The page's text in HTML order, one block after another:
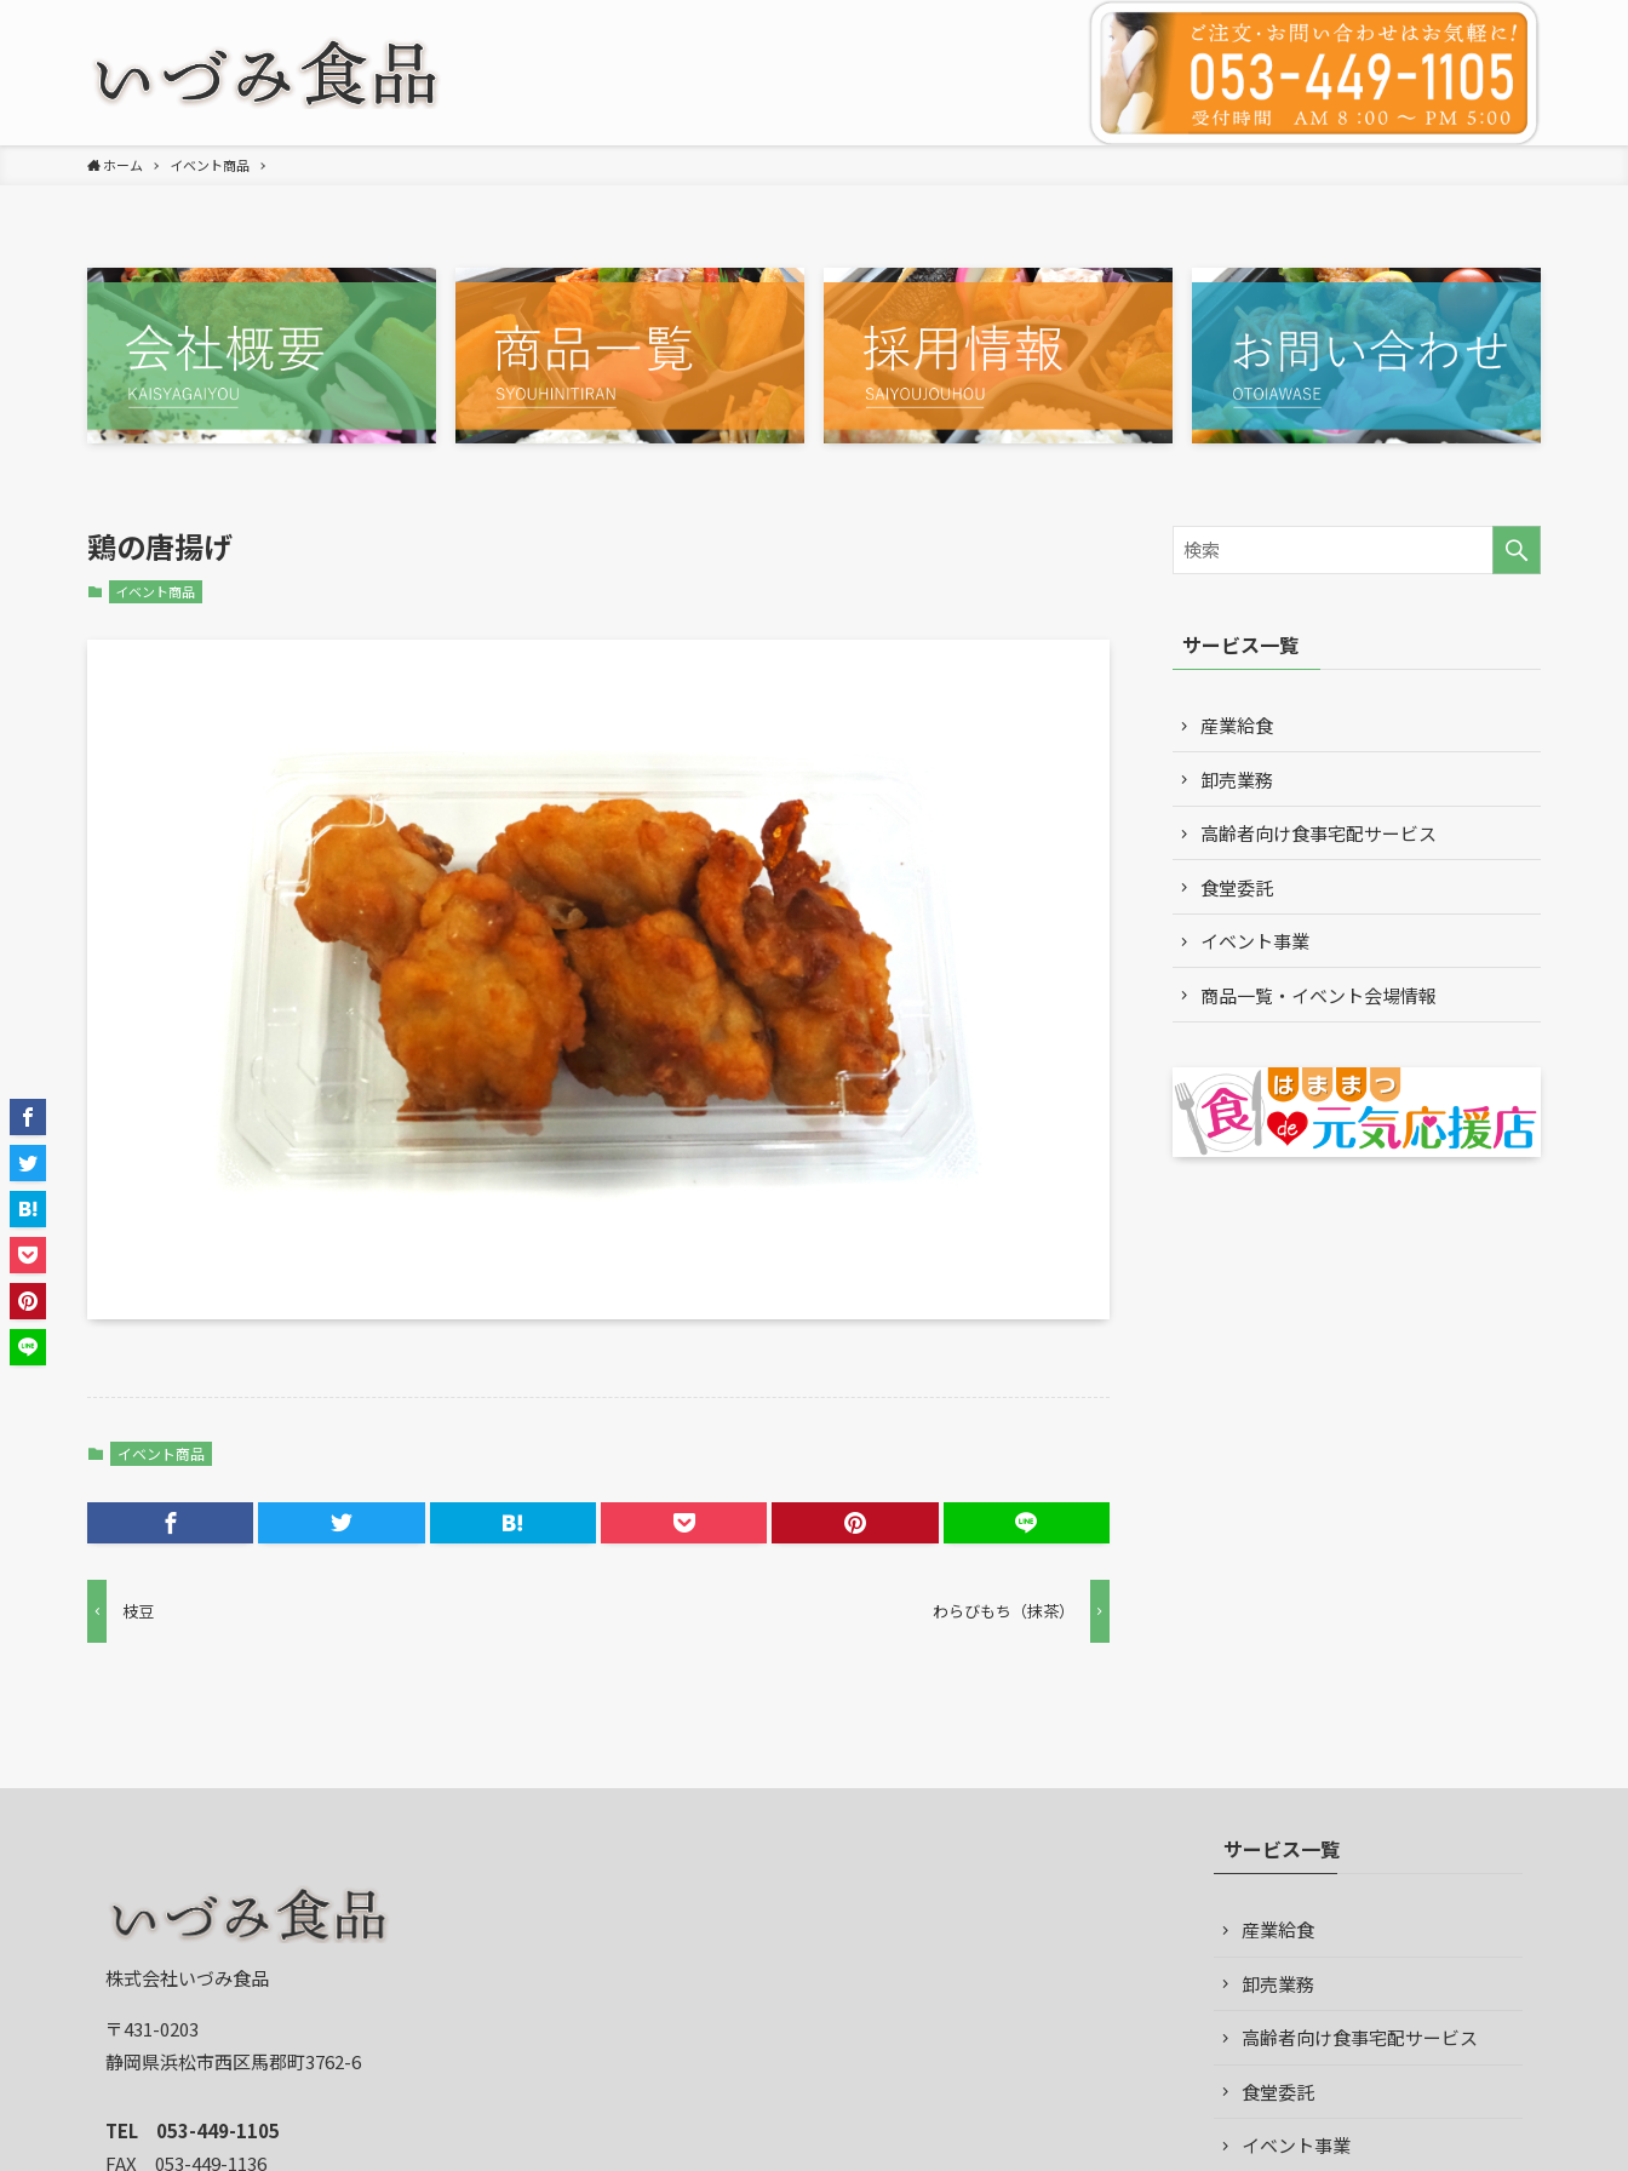
ホーム イベント商品
鶏の唐揚げ
イベント商品
イベント商品
枝豆 わらびもち（抹茶）
サービス一覧
産業給食
卸売業務
高齢者向け食事宅配サービス
食堂委託
イベント事業
商品一覧・イベント会場情報
株式会社いづみ食品
〒431-0203
静岡県浜松市西区馬郡町3762-6
TEL 053-449-1105
FAX 053-449-1136
サービス一覧
産業給食
卸売業務
高齢者向け食事宅配サービス
食堂委託
イベント事業